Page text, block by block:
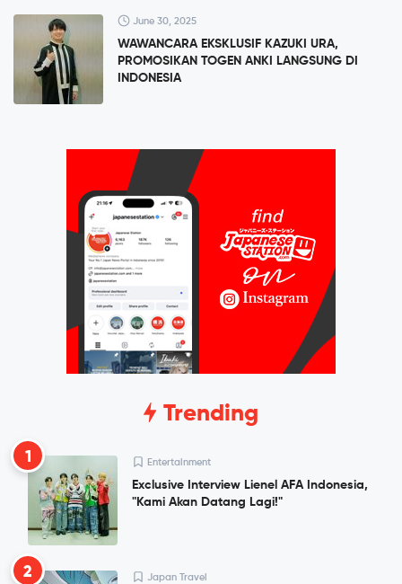
June 30, 2025
WAWANCARA EKSKLUSIF KAZUKI URA,
PROMOSIKAN TOGEN ANKI LANGSUNG DI
INDONESIA
Trending
1 Entertainment
Exclusive Interview Lienel AFA Indonesia,
"Kami Akan Datang Lagi!"
2 Japan Travel